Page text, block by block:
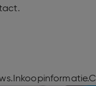
Inkoopinformatie.